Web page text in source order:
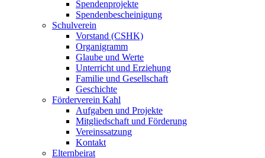
Spendenprojekte
Spendenbescheinigung
Schulverein
Vorstand (CSHK)
Organigramm
Glaube und Werte
Unterricht und Erziehung
Familie und Gesellschaft
Geschichte
Förderverein Kahl
Aufgaben und Projekte
Mitgliedschaft und Förderung
Vereinssatzung
Kontakt
Elternbeirat